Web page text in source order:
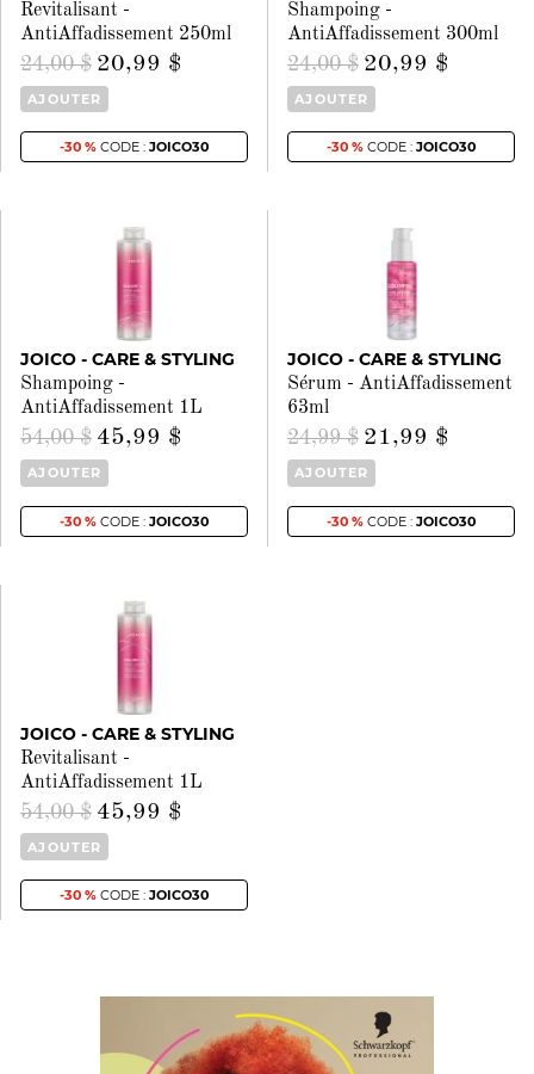
Revitalisant -
AntiAffadissement 250ml
24,00 $ 20,99 $
AJOUTER
-30 % CODE : JOICO30
Shampoing -
AntiAffadissement 300ml
24,00 $ 20,99 $
AJOUTER
-30 % CODE : JOICO30
JOICO - CARE & STYLING
Shampoing -
AntiAffadissement 1L
54,00 $ 45,99 $
AJOUTER
-30 % CODE : JOICO30
JOICO - CARE & STYLING
Sérum - AntiAffadissement
63ml
24,99 $ 21,99 $
AJOUTER
-30 % CODE : JOICO30
JOICO - CARE & STYLING
Revitalisant -
AntiAffadissement 1L
54,00 $ 45,99 $
AJOUTER
-30 % CODE : JOICO30